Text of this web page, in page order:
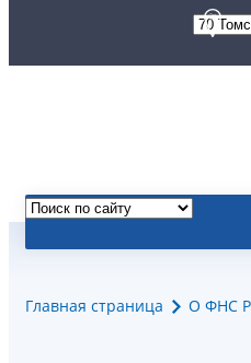
Главная страница О ФНС